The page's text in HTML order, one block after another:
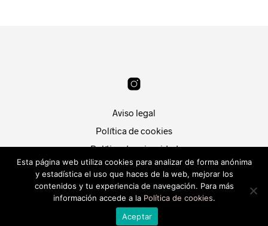
Aviso legal
Política de cookies
Política de privacidad
Condiciones de compra
Desarrollado porPiwity.es
Patri Segura
Déjanos tu mensaje.
Esta página web utiliza cookies para analizar de forma anónima
y estadística el uso que haces de la web, mejorar los
contenidos y tu experiencia de navegación. Para más
información accede a la Política de cookies.
Aceptar